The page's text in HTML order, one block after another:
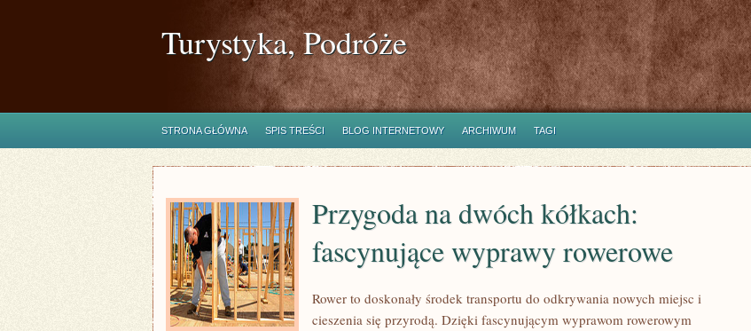
Turystyka, Podróże
STRONA GŁÓWNA SPIS TREŚCI BLOG INTERNETOWY ARCHIWUM TAGI
Przygoda na dwóch kółkach:
fascynujące wyprawy rowerowe
Rower to doskonały środek transportu do odkrywania nowych miejsc i
cieszenia się przyrodą. Dzięki fascynującym wyprawom rowerowym